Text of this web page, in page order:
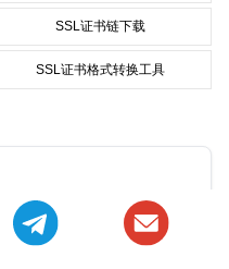
SSL证书链下载
SSL证书格式转换工具